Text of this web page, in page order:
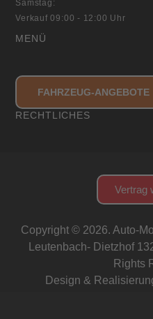
Samstag:
Verkauf 09:00 - 12:00 Uhr
MENÜ
FAHRZEUG-ANGEBOTE
RECHTLICHES
Vertrag
Copyright © 2026. Auto-
Leutenbach- Dietzhof
Rights
Design &